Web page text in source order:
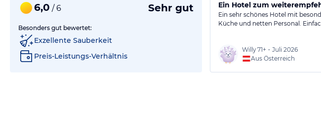
6,0 / 6 Sehr gut
Besonders gut bewertet:
Exzellente Sauberkeit
Preis-Leistungs-Verhältnis
Ein Hotel zum
Ein sehr schönes Hotel mit
Küche und netten Personal.
Willy71+ • Juli 2026
Aus Österreich